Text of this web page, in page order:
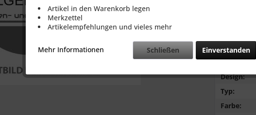
Lochkreis:
Design:
Typ:
Farbe:
Artikel in den Warenkorb legen
Merkzettel
Artikelempfehlungen und vieles mehr
Mehr Informationen Einverstanden
Schließen